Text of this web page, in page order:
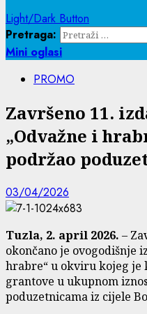
Light/Dark Button
Pretraga:
Mini oglasi
PROMO
Završeno 11.
„Odvažne i
podržao
03/04/2026
Tuzla, 2. april 2026. –
okončano je ovogodišnje
hrabre“ u okviru kojeg
grantove u ukupnom
poduzetnicama iz cijele